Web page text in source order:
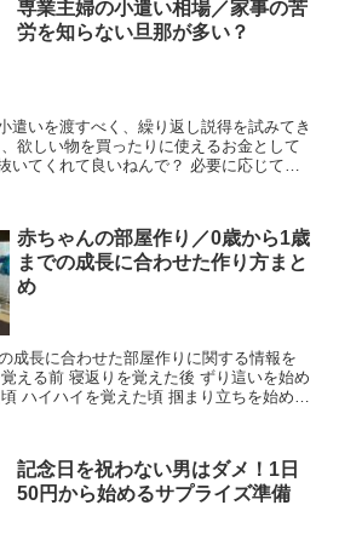
専業主婦の小遣い相場／家事の苦
労を知らない旦那が多い？
遣いを渡すべく、繰り返し説得を試みてき
欲しい物を買ったりに使えるお金として
いてくれて良いねんで？ 必要に応じて使
赤ちゃんの部屋作り／0歳から1歳
までの成長に合わせた作り方まと
め
成長に合わせた部屋作りに関する情報を
える前 寝返りを覚えた後 ずり這いを始め
ハイハイを覚えた頃 掴まり立ちを始めた
記念日を祝わない男はダメ！1日
50円から始めるサプライズ準備